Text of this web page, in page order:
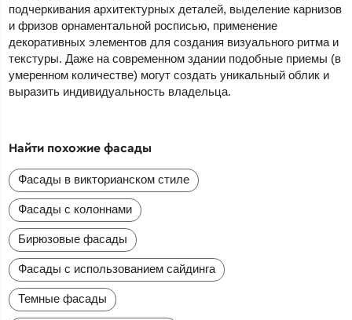
подчеркивания архитектурных деталей, выделение карнизов
и фризов орнаментальной росписью, применение
декоративных элементов для создания визуального ритма и
текстуры. Даже на современном здании подобные приемы (в
умеренном количестве) могут создать уникальный облик и
выразить индивидуальность владельца.
Найти похожие фасады
Фасады в викторианском стиле
Фасады с колоннами
Бирюзовые фасады
Фасады с использованием сайдинга
Темные фасады